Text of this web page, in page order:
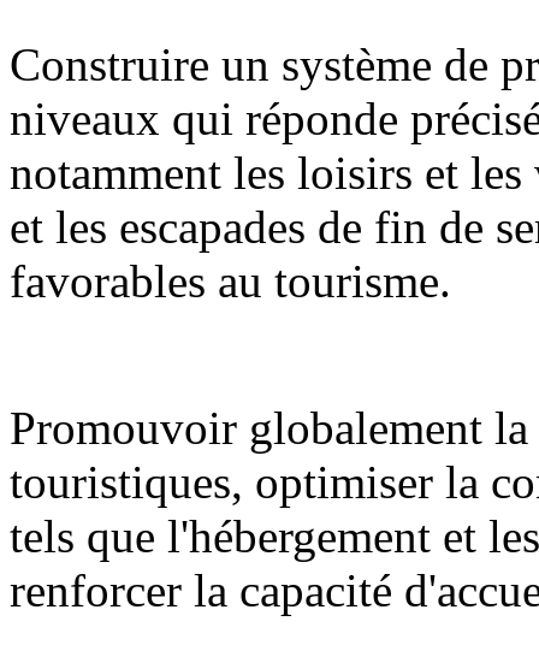
Construire un système de
niveaux qui réponde
notamment les loisirs et
et les escapades de fin de
favorables au tourisme.
Promouvoir globalement
touristiques, optimiser la
tels que l'hébergement et
renforcer la capacité